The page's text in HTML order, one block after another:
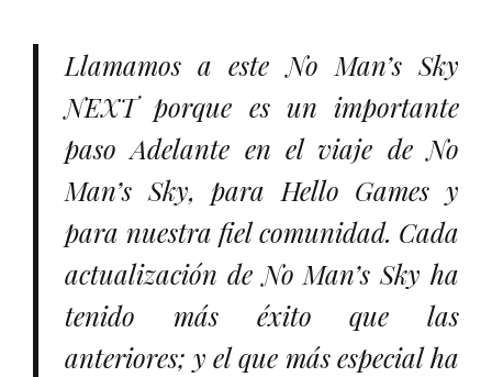
Llamamos a este No Man’s Sky
NEXT porque es un importante
paso Adelante en el viaje de No
Man’s Sky, para Hello Games y
para nuestra fiel comunidad. Cada
actualización de No Man’s Sky ha
tenido más éxito que las
anteriores; y el que más especial ha